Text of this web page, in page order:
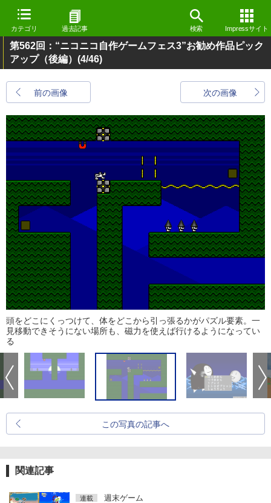
カテゴリ 過去記事 検索 Impressサイト
第562回：“ニコニコ自作ゲームフェス3”お勧め作品ピック
アップ（後編） (4/46)
前の画像 次の画像
頭をどこにくっつけて、体をどこから引っ張るかがパズル要素。一
見移動できそうにない場所も、磁力を使えば行けるようになってい
る
この写真の記事へ
関連記事
連載 週末ゲーム